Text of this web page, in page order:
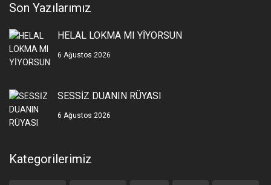
Son Yazılarımız
HELAL LOKMA MI YİYORSUN
6 Ağustos 2026
SESSİZ DUANIN RÜYASI
6 Ağustos 2026
Kategorilerimiz